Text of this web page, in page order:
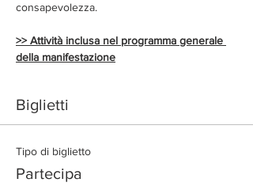
consapevolezza.
>> Attività inclusa nel programma generale
della manifestazione
Biglietti
Tipo di biglietto
Partecipa